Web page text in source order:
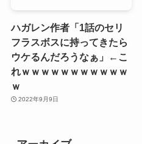
ハガレン作者「1話のセリ
フラスボスに持ってきたら
ウケるんだろうなぁ」←こ
れｗｗｗｗｗｗｗｗｗｗｗ
ｗ
2022年9月9日